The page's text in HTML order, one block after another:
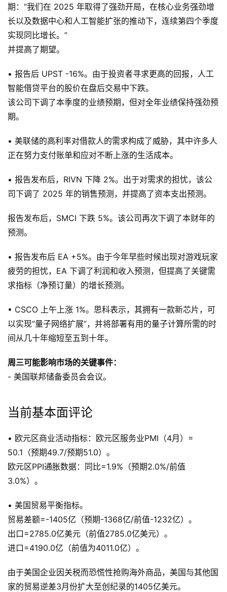
期：“我们在 2025 年取得了强劲开局，在核心业务强劲增
长以及数据中心和人工智能扩张的推动下，连续第四个季度
实现同比增长。”
并提高了期望。
• 报告后 UPST -16%。由于投资者寻求更高的回报，人工
智能借贷平台的股价在盘后交易中下跌。
该公司下调了本季度的业绩预期，但对全年业绩保持强劲预
期。
• 美联储的高利率对借款人的需求构成了威胁，其中许多人
正在努力支付账单和应对不断上涨的生活成本。
• 报告发布后，RIVN 下降 2%。出于对需求的担忧，该公
司下调了 2025 年的销售预测，并提高了资本支出预测。
报告发布后，SMCI 下跌 5%。该公司再次下调了本财年的
预测。
• 报告发布后 EA +5%。由于今年早些时候出现对游戏玩家
疲劳的担忧，EA 下调了利润和收入预测，但提高了关键需
求指标（净预订量）的增长预测。
• CSCO 上午上涨 1%。思科表示，其拥有一款新芯片，可
以实现“量子网络扩展”，并将部署有用的量子计算所需的时
间从几十年缩短至五到十年。
周三可能影响市场的关键事件：
- 美国联邦储备委员会会议。
当前基本面评论
• 欧元区商业活动指标：欧元区服务业PMI（4月）=
50.1（预期49.7/预期51.0）。
欧元区PPI通胀数据：同比=1.9%（预期2.0%/前值
3.0%）。
• 美国贸易平衡指标。
贸易差额=-1405亿（预期-1368亿/前值-1232亿）。
出口=2785.0亿美元（前值2785.0亿美元）。
进口=4190.0亿（前值为4011.0亿）。
由于美国企业因关税而恐慌性抢购海外商品，美国与其他国
家的贸易逆差3月份扩大至创纪录的1405亿美元。